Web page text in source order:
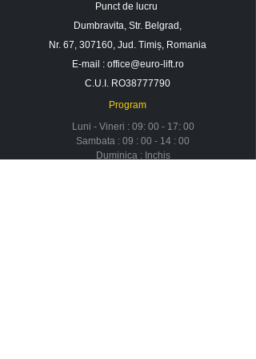
Punct de lucru
Dumbravita, Str. Belgrad,
Nr. 67, 307160, Jud. Timiș, Romania
E-mail : office@euro-lift.ro
C.U.I. RO38777790
Program
Luni - Vineri : 09: 00 - 17: 00
Sambata : 09 : 00 - 14 : 00
Duminica : Inchis